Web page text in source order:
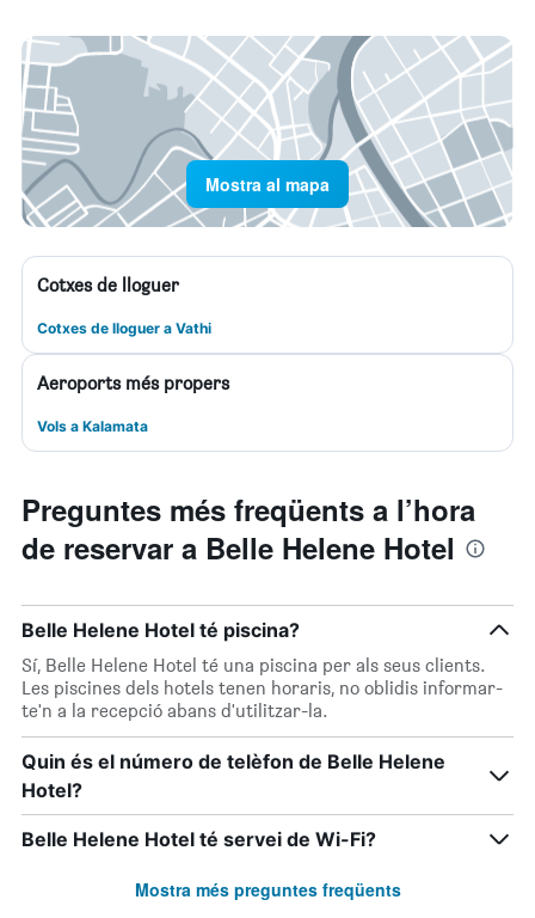
Mostra al mapa
Cotxes de lloguer
Cotxes de lloguer a Vathi
Aeroports més propers
Vols a Kalamata
Preguntes més freqüents a l’hora
de reservar a Belle Helene Hotel
Belle Helene Hotel té piscina?
Sí, Belle Helene Hotel té una piscina per als seus clients.
Les piscines dels hotels tenen horaris, no oblidis informar-
te'n a la recepció abans d'utilitzar-la.
Quin és el número de telèfon de Belle Helene
Hotel?
Belle Helene Hotel té servei de Wi-Fi?
Mostra més preguntes freqüents